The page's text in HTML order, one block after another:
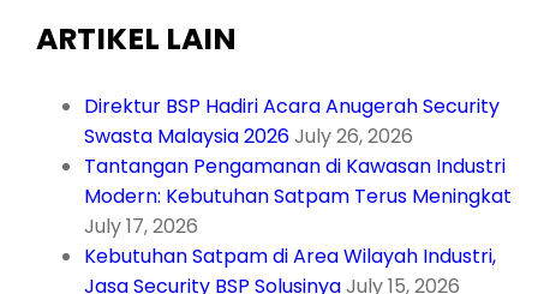
ARTIKEL LAIN
Direktur BSP Hadiri Acara Anugerah Security
Swasta Malaysia 2026July 26, 2026
Tantangan Pengamanan di Kawasan Industri
Modern: Kebutuhan Satpam Terus Meningkat
July 17, 2026
Kebutuhan Satpam di Area Wilayah Industri,
Jasa Security BSP SolusinyaJuly 15, 2026